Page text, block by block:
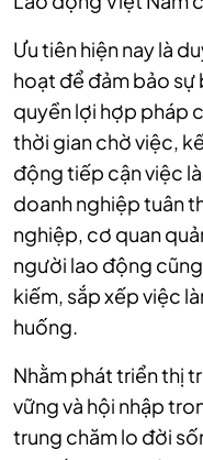
Ưu tiên hiện nay là
hoạt để đảm bảo
quyền lợi hợp pháp
thời gian chờ việc,
động tiếp cận việc
doanh nghiệp tuân
nghiệp, cơ quan
người lao động
kiếm, sắp xếp việc
huống.
Nhằm phát triển thị
vững và hội nhập
trung chăm lo đời